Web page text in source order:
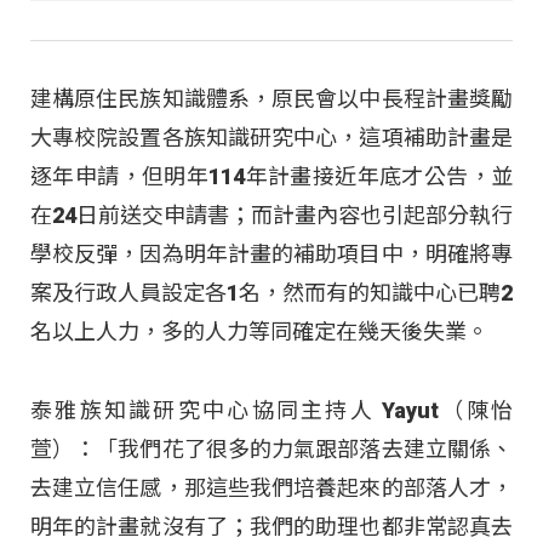
建構原住民族知識體系，原民會以中長程計畫獎勵
大專校院設置各族知識研究中心，這項補助計畫是
逐年申請，但明年114年計畫接近年底才公告，並
在24日前送交申請書；而計畫內容也引起部分執行
學校反彈，因為明年計畫的補助項目中，明確將專
案及行政人員設定各1名，然而有的知識中心已聘2
名以上人力，多的人力等同確定在幾天後失業。
泰雅族知識研究中心協同主持人 Yayut（陳怡
萱）：「我們花了很多的力氣跟部落去建立關係、
去建立信任感，那這些我們培養起來的部落人才，
明年的計畫就沒有了；我們的助理也都非常認真去